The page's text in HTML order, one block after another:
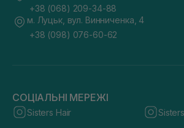
+38 (068) 209-34-88
м. Луцьк, вул. Винниченка, 4
+38 (098) 076-60-62
СОЦІАЛЬНІ МЕРЕЖІ
Sisters Hair